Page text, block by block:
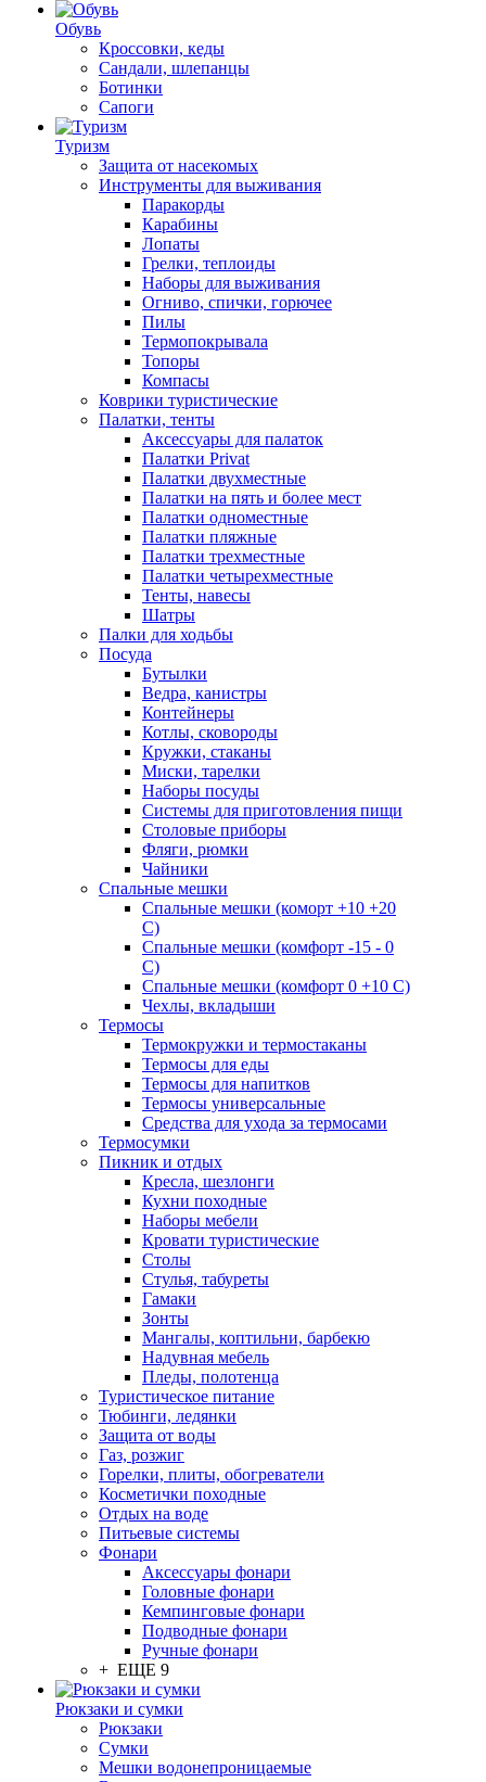
Обувь
Кроссовки, кеды
Сандали, шлепанцы
Ботинки
Сапоги
Туризм
Защита от насекомых
Инструменты для выживания
Паракорды
Карабины
Лопаты
Грелки, теплоиды
Наборы для выживания
Огниво, спички, горючее
Пилы
Термопокрывала
Топоры
Компасы
Коврики туристические
Палатки, тенты
Аксессуары для палаток
Палатки Privat
Палатки двухместные
Палатки на пять и более мест
Палатки одноместные
Палатки пляжные
Палатки трехместные
Палатки четырехместные
Тенты, навесы
Шатры
Палки для ходьбы
Посуда
Бутылки
Ведра, канистры
Контейнеры
Котлы, сковороды
Кружки, стаканы
Миски, тарелки
Наборы посуды
Системы для приготовления пищи
Столовые приборы
Фляги, рюмки
Чайники
Спальные мешки
Спальные мешки (коморт +10 +20
С)
Спальные мешки (комфорт -15 - 0
С)
Спальные мешки (комфорт 0 +10 С)
Чехлы, вкладыши
Термосы
Термокружки и термостаканы
Термосы для еды
Термосы для напитков
Термосы универсальные
Средства для ухода за термосами
Термосумки
Пикник и отдых
Кресла, шезлонги
Кухни походные
Наборы мебели
Кровати туристические
Столы
Стулья, табуреты
Гамаки
Зонты
Мангалы, коптильни, барбекю
Надувная мебель
Пледы, полотенца
Туристическое питание
Тюбинги, ледянки
Защита от воды
Газ, розжиг
Горелки, плиты, обогреватели
Косметички походные
Отдых на воде
Питьевые системы
Фонари
Аксессуары фонари
Головные фонари
Кемпинговые фонари
Подводные фонари
Ручные фонари
+ ЕЩЕ 9
Рюкзаки и сумки
Рюкзаки
Сумки
Мешки водонепроницаемые